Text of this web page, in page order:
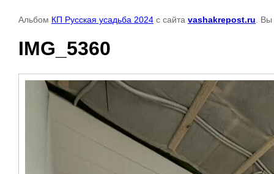
Альбом КП Русская усадьба 2024 с сайта vashakrepost.ru .
IMG_5360